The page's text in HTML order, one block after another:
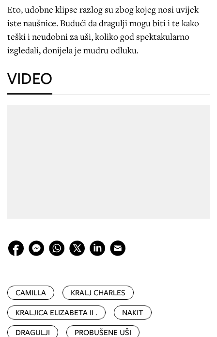
Eto, udobne klipse razlog su zbog kojeg nosi uvijek
iste naušnice. Budući da dragulji mogu biti i te kako
teški i neudobni za uši, koliko god spektakularno
izgledali, donijela je mudru odluku.
VIDEO
CAMILLA
KRALJ CHARLES
KRALJICA ELIZABETA II .
NAKIT
DRAGULJI
PROBUŠENE UŠI